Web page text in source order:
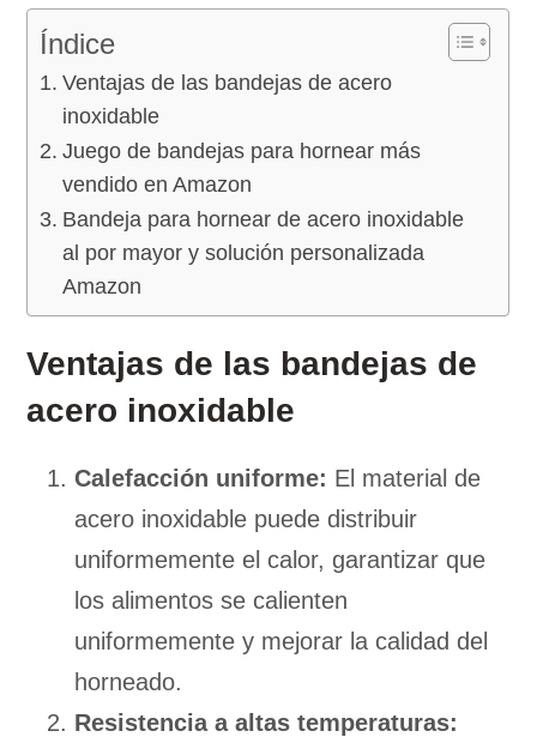
Índice
Ventajas de las bandejas de acero
inoxidable
Juego de bandejas para hornear más
vendido en Amazon
Bandeja para hornear de acero inoxidable
al por mayor y solución personalizada
Amazon
Ventajas de las bandejas de
acero inoxidable
Calefacción uniforme: El material de
acero inoxidable puede distribuir
uniformemente el calor, garantizar que
los alimentos se calienten
uniformemente y mejorar la calidad del
horneado.
Resistencia a altas temperaturas: